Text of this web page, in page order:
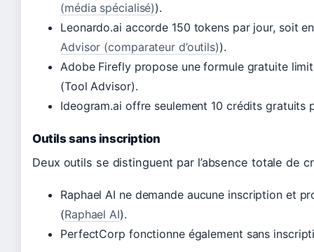
(média spécialisé)).
Leonardo.ai accorde 150 tokens par jour, soit
Advisor (comparateur d’outils)).
Adobe Firefly propose une formule gratuite
(Tool Advisor).
Ideogram.ai offre seulement 10 crédits gratuits
Outils sans inscription
Deux outils se distinguent par l’absence totale de
Raphael AI ne demande aucune inscription et
(Raphael AI).
PerfectCorp fonctionne également sans